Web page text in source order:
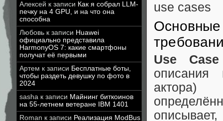
Алексей к записи Как я собрал LLM-
печку на 4 GPU, и на что она
способна
Любовь к записи Huawei
официально представила
HarmonyOS 7: какие смартфоны
получат её первыми
Артем к записи Бесплатные боты,
чтобы раздеть девушку по фото в
2024
sasha к записи Майнинг биткоинов
на 55-летнем ветеране IBM 1401
Roman к записи Реализация ModBus
use cases
Основные
Use Case
описания
описывает,